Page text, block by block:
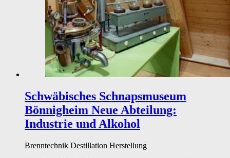
Schwäbisches Schnapsmuseum
Bönnigheim Neue Abteilung:
Industrie und Alkohol
Brenntechnik Destillation Herstellung